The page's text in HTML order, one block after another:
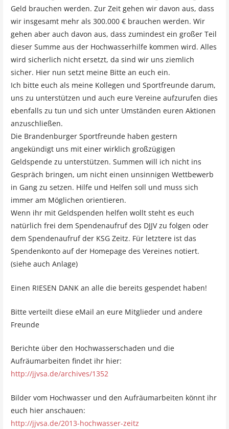
Geld brauchen werden. Zur Zeit gehen wir davon aus, dass
wir insgesamt mehr als 300.000 € brauchen werden. Wir
gehen aber auch davon aus, dass zumindest ein großer Teil
dieser Summe aus der Hochwasserhilfe kommen wird. Alles
wird sicherlich nicht ersetzt, da sind wir uns ziemlich
sicher. Hier nun setzt meine Bitte an euch ein.
Ich bitte euch als meine Kollegen und Sportfreunde darum,
uns zu unterstützen und auch eure Vereine aufzurufen dies
ebenfalls zu tun und sich unter Umständen euren Aktionen
anzuschließen.
Die Brandenburger Sportfreunde haben gestern
angekündigt uns mit einer wirklich großzügigen
Geldspende zu unterstützen. Summen will ich nicht ins
Gespräch bringen, um nicht einen unsinnigen Wettbewerb
in Gang zu setzen. Hilfe und Helfen soll und muss sich
immer am Möglichen orientieren.
Wenn ihr mit Geldspenden helfen wollt steht es euch
natürlich frei dem Spendenaufruf des DJJV zu folgen oder
dem Spendenaufruf der KSG Zeitz. Für letztere ist das
Spendenkonto auf der Homepage des Vereines notiert.
(siehe auch Anlage)
Einen RIESEN DANK an alle die bereits gespendet haben!
Bitte verteilt diese eMail an eure Mitglieder und andere
Freunde
Berichte über den Hochwasserschaden und die
Aufräumarbeiten findet ihr hier:
http://jjvsa.de/archives/1352
Bilder vom Hochwasser und den Aufräumarbeiten könnt ihr
euch hier anschauen:
http://jjvsa.de/2013-hochwasser-zeitz